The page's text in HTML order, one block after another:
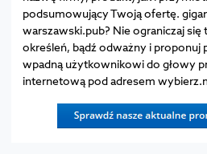
podsumowujący Twoją ofertę.
warszawski.pub? Nie ograniczaj
określeń, bądź odważny i proponuj
wpadną użytkownikowi do głowy
internetową pod adresem